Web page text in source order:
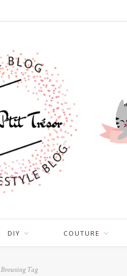
DIY COUTURE
Browsing Tag